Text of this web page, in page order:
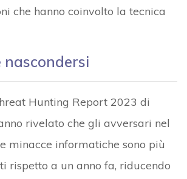
che hanno coinvolto la tecnica
nascondersi
Hunting Report 2023 di
rivelato che gli avversari nel
minacce informatiche sono più
rispetto a un anno fa, riducendo